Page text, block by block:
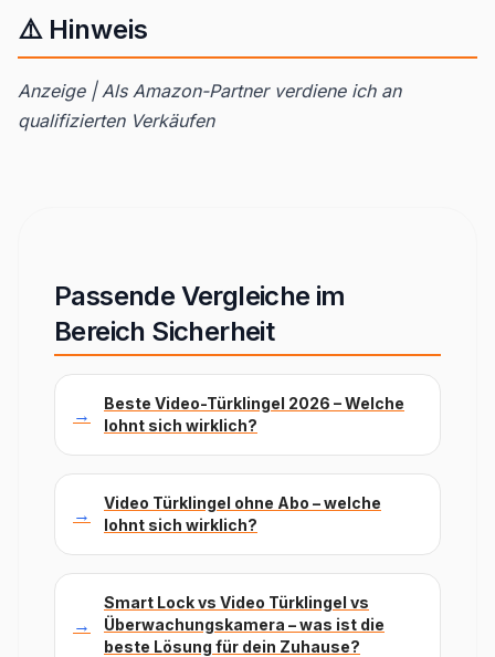
⚠️ Hinweis
Anzeige | Als Amazon-Partner verdiene ich an
qualifizierten Verkäufen
Passende Vergleiche im
Bereich Sicherheit
→
Beste Video-Türklingel 2026 – Welche
lohnt sich wirklich?
→
Video Türklingel ohne Abo – welche
lohnt sich wirklich?
→
Smart Lock vs Video Türklingel vs
Überwachungskamera – was ist die
beste Lösung für dein Zuhause?